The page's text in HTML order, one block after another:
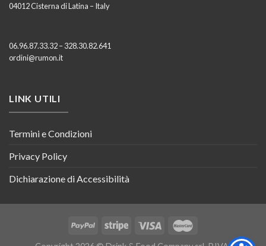
04012 Cisterna di Latina – Italy
06.96.87.33.32 – 328.30.82.641
ordini@rumon.it
LINK UTILI
Termini e Condizioni
Privacy Policy
Dichiarazione di Accessibilità